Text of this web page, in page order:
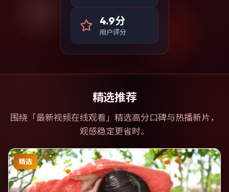
4.9分
用户评分
精选推荐
围绕「最新视频在线观看 」精选高分口碑与热播新片，
观感稳定更省时。
精选